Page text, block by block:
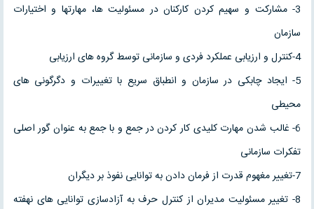
3- مشارکت و سهیم کردن کارکنان در مسئولیت ها، مهارتها و اختیارات
سازمان
4-کنترل و ارزیابی عملکرد فردی و سازمانی توسط گروه های ارزیابی
5- ایجاد چابکی در سازمان و انطباق سریع با تغییرات و دگرگونی های
محیطی
6- غالب شدن مهارت کلیدی کار کردن در جمع و با جمع به عنوان گور اصلی
تفکرات سازمانی
7-تغییر مغهوم قدرت از فرمان دادن به توانایی نفوذ بر دیگران
8- تغییر مسئولیت مدیران از کنترل حرف به آزادسازی توانایی های نهفته